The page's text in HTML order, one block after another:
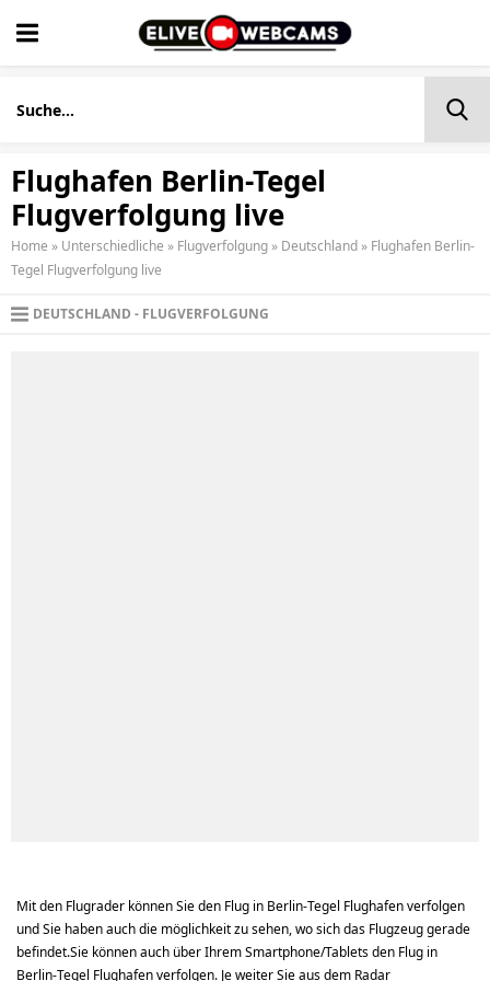
Flughafen Berlin-Tegel
Flugverfolgung live
Home » Unterschiedliche » Flugverfolgung» Deutschland» Flughafen Berlin-
Tegel Flugverfolgung live
DEUTSCHLAND FLUGVERFOLGUNG
Mit den Flugrader können Sie den Flug in Berlin-Tegel Flughafen verfolgen
und Sie haben auch die möglichkeit zu sehen, wo sich das Flugzeug gerade
befindet.Sie können auch über Ihrem Smartphone/Tablets den Flug in
Berlin-Tegel Flughafen verfolgen. Je weiter Sie aus dem Radar